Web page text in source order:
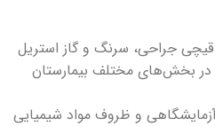
قیچی جراحی، سرنگ و گاز استریل
در بخش‌های مختلف بیمارستان
و ظروف مواد شیمیایی